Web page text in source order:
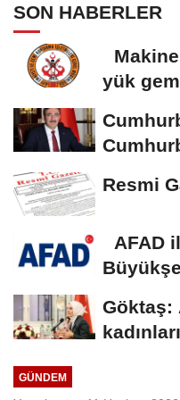
SON HABERLER
Makine
yük
Resmi
AFAD
Göktaş:
GÜNDEM